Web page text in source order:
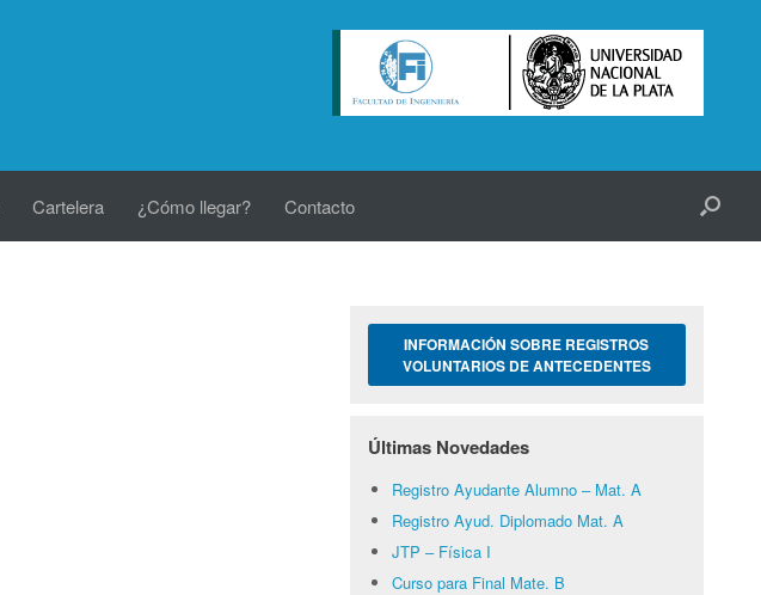
Cartelera ¿Cómo llegar? Contacto
INFORMACIÓN SOBRE REGISTROS
VOLUNTARIOS DE ANTECEDENTES
Últimas Novedades
Registro Ayudante Alumno – Mat. A
Registro Ayud. Diplomado Mat. A
JTP – Física I
Curso para Final Mate. B